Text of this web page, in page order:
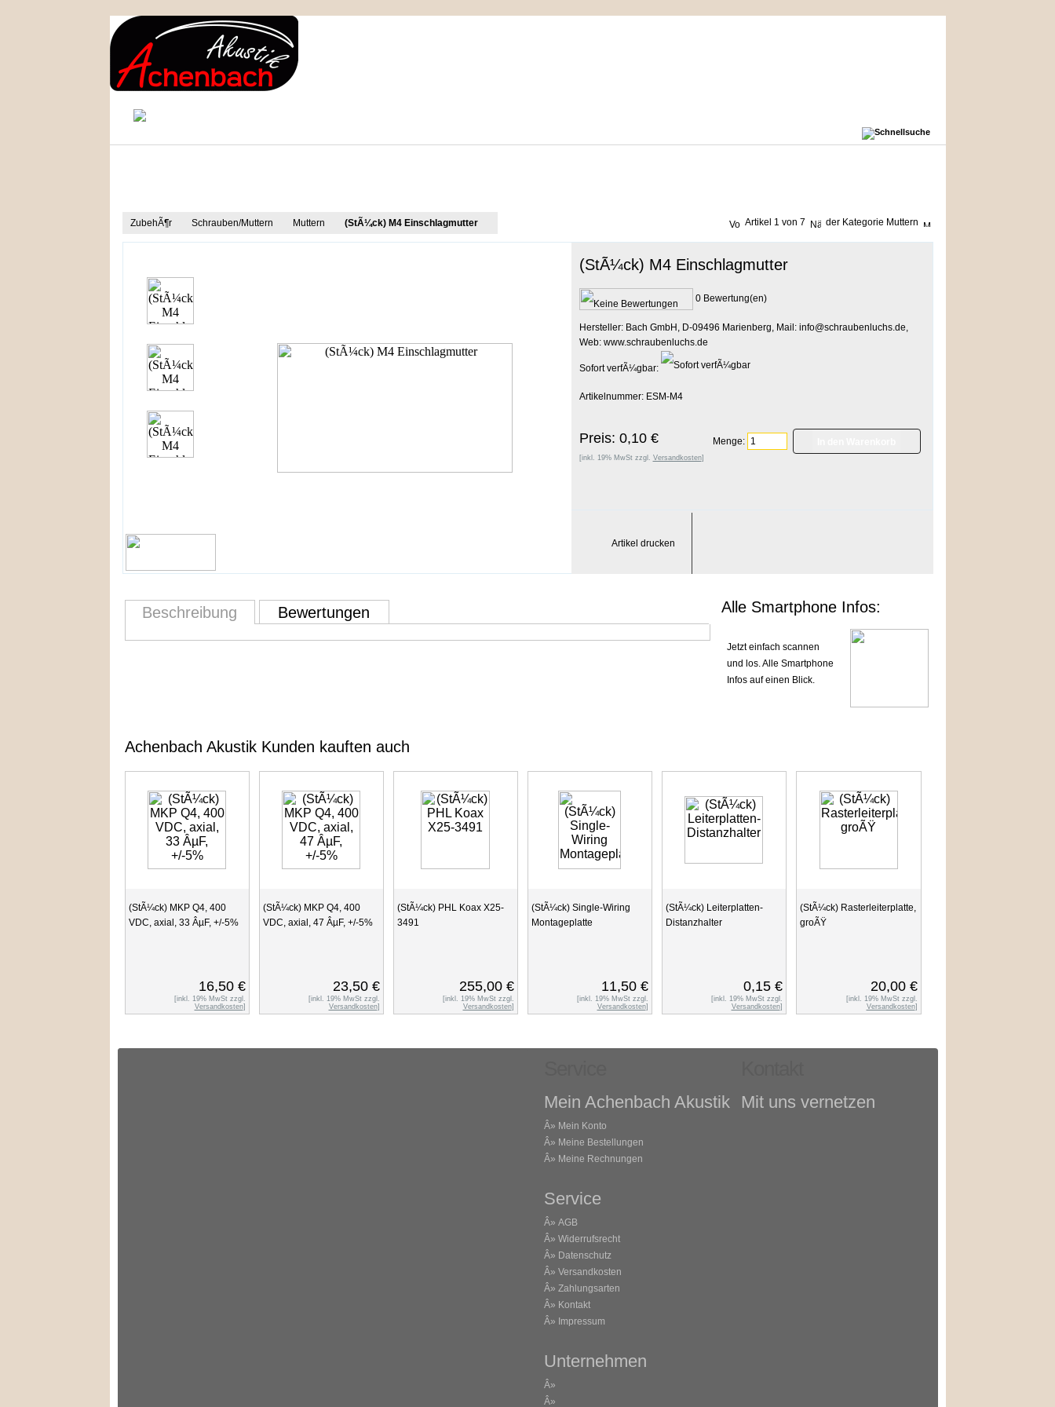
ZubehÃ¶r Schrauben/Muttern Muttern (StÃ¼ck) M4 Einschlagmutter Artikel 1 von 7 der Kategorie Muttern
(StÃ¼ck) M4 Einschlagmutter
0 Bewertung(en)
Hersteller: Bach GmbH, D-09496 Marienberg, Mail: info@schraubenluchs.de,
Web: www.schraubenluchs.de
Sofort verfÃ¼gbar:
Artikelnummer: ESM-M4
Preis: 0,10 €
[inkl. 19% MwSt zzgl. Versandkosten]
Menge:
Artikel drucken
Beschreibung Bewertungen Alle Smartphone Infos:
Jetzt einfach scannen
und los. Alle Smartphone
Infos auf einen Blick.
Achenbach Akustik Kunden kauften auch
(StÃ¼ck) MKP Q4, 400
VDC, axial, 33 ÂµF, +/-5%
16,50 €
[inkl. 19% MwSt zzgl.
Versandkosten]
(StÃ¼ck) MKP Q4, 400
VDC, axial, 47 ÂµF, +/-5%
23,50 €
[inkl. 19% MwSt zzgl.
Versandkosten]
(StÃ¼ck) PHL Koax X25-
3491
255,00 €
[inkl. 19% MwSt zzgl.
Versandkosten]
(StÃ¼ck) Single-Wiring
Montageplatte
11,50 €
[inkl. 19% MwSt zzgl.
Versandkosten]
(StÃ¼ck) Leiterplatten-
Distanzhalter
0,15 €
[inkl. 19% MwSt zzgl.
Versandkosten]
(StÃ¼ck) Rasterleiterplatte,
groÃŸ
20,00 €
[inkl. 19% MwSt zzgl.
Versandkosten]
Mein Achenbach Akustik
Â» Mein Konto
Â» Meine Bestellungen
Â» Meine Rechnungen
Service
Â» AGB
Â» Widerrufsrecht
Â» Datenschutz
Â» Versandkosten
Â» Zahlungsarten
Â» Kontakt
Â» Impressum
Unternehmen
Â»
Â»
Mit uns vernetzen